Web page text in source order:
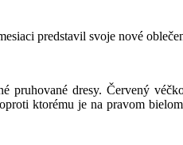
predstavil svoje nové
pruhované dresy. Červený
ktorému je na pravom